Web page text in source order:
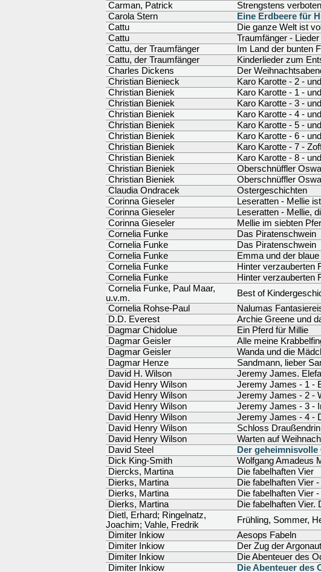
Carman, Patrick
Strengstens
Carola Stern
Eine Erdbeere für
Cattu
Die ganze Welt ist
Cattu
Traumfänger -
Cattu, der Traumfänger
Im Land der bunten
Cattu, der Traumfänger
Kinderlieder zum
Charles Dickens
Der
Christian Bienieck
Karo Karotte - 2 -
Christian Bieniek
Karo Karotte - 1 -
Christian Bieniek
Karo Karotte - 3 -
Christian Bieniek
Karo Karotte - 4 -
Christian Bieniek
Karo Karotte - 5 -
Christian Bieniek
Karo Karotte - 6 -
Christian Bieniek
Karo Karotte - 7 -
Christian Bieniek
Karo Karotte - 8 -
Christian Bieniek
Oberschnüffler
Christian Bieniek
Oberschnüffler
Claudia Ondracek
Ostergeschichten
Corinna Gieseler
Leseratten - Mellie
Corinna Gieseler
Leseratten - Mellie,
Corinna Gieseler
Mellie im siebten
Cornelia Funke
Das Piratenschwein
Cornelia Funke
Das Piratenschwein
Cornelia Funke
Emma und der
Cornelia Funke
Hinter verzauberten
Cornelia Funke
Hinter verzauberten
Cornelia Funke, Paul Maar,
u.v.m.
Best of
Cornelia Rohse-Paul
Nalumas
D.D. Everest
Archie Greene und
Dagmar Chidolue
Ein Pferd für Millie
Dagmar Geisler
Alle meine
Dagmar Geisler
Wanda und die
Dagmar Henze
Sandmann, lieber
David H. Wilson
Jeremy James.
David Henry Wilson
Jeremy James - 1 -
David Henry Wilson
Jeremy James - 2 -
David Henry Wilson
Jeremy James - 3 -
David Henry Wilson
Jeremy James - 4 -
David Henry Wilson
Schloss Draußendrin
David Henry Wilson
Warten auf
David Steel
Der
Dick King-Smith
Wolfgang Amadeus
Diercks, Martina
Die fabelhaften Vier
Dierks, Martina
Die fabelhaften Vier
Dierks, Martina
Die fabelhaften Vier
Dierks, Martina
Die fabelhaften Vier.
Dietl, Erhard; Ringelnatz,
Joachim; Vahle, Fredrik
Frühling, Sommer,
Dimiter Inkiow
Aesops Fabeln
Dimiter Inkiow
Der Zug der
Dimiter Inkiow
Die Abenteuer des
Dimiter Inkiow
Die Abenteuer des